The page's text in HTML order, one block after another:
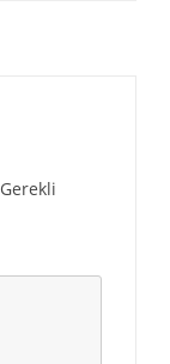
Gerekli